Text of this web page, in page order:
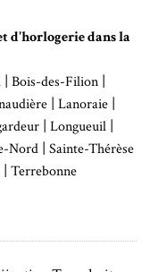
d'horlogerie dans la
| Bois-des-Filion|
| Lanoraie |
| Longueuil|
Nord| Sainte-Thérèse
| Terrebonne